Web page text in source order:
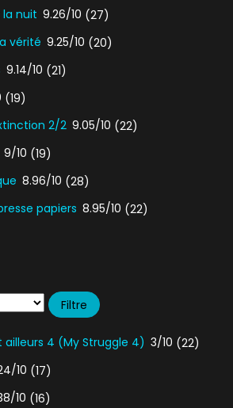
la nuit 9.26/10 (27)
vérité 9.25/10 (20)
9.14/10 (21)
(19)
2/2 9.05/10 (22)
9/10 (19)
8.96/10 (28)
papiers 8.95/10 (22)
ailleurs 4 (My Struggle 4) 3/10 (22)
10 (17)
10 (16)